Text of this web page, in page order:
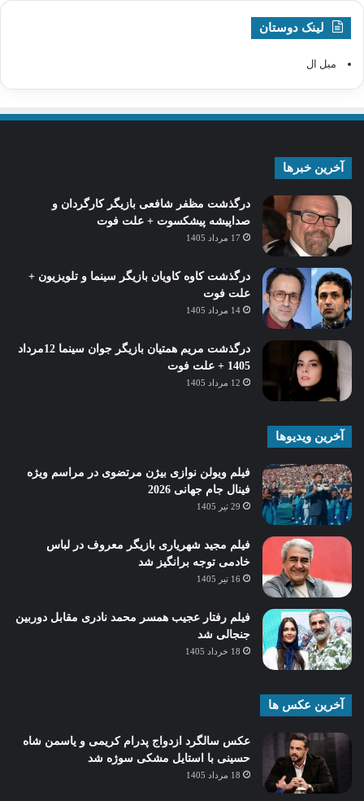
لینک دوستان
مبل ال
آخرین خبرها
درگذشت مظفر شافعی بازیگر کارگردان و
صداپیشه پیشکسوت + علت فوت
17 مرداد 1405
درگذشت کاوه کاویان بازیگر سینما و تلویزیون +
علت فوت
14 مرداد 1405
درگذشت مریم همتیان بازیگر جوان سینما 12مرداد
1405 + علت فوت
12 مرداد 1405
آخرین ویدیوها
فیلم ویولن نوازی بیژن مرتضوی در مراسم ویژه
فینال جام جهانی 2026
29 تیر 1405
فیلم مجید شهریاری بازیگر معروف در لباس
خادمی توجه برانگیز شد
16 تیر 1405
فیلم رفتار عجیب همسر محمد نادری مقابل دوربین
جنجالی شد
18 خرداد 1405
آخرین عکس ها
عکس سالگرد ازدواج پدرام کریمی و یاسمن شاه‌
حسینی با استایل مشکی سوژه شد
18 مرداد 1405